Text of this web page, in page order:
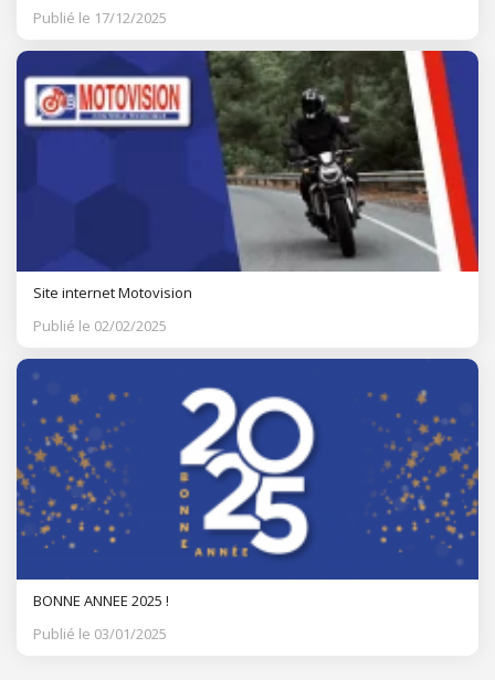
Publié le 17/12/2025
Site internet Motovision
Publié le 02/02/2025
BONNE ANNEE 2025 !
Publié le 03/01/2025